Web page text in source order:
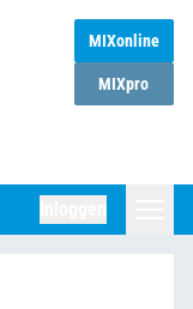
MIXonline
MIXpro